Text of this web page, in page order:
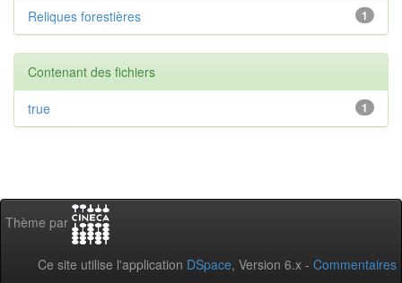
1
Reliques forestières
Contenant des fichiers
1
true
Thème par
Ce site utilise l'application DSpace, Version 6.x - Commentaires